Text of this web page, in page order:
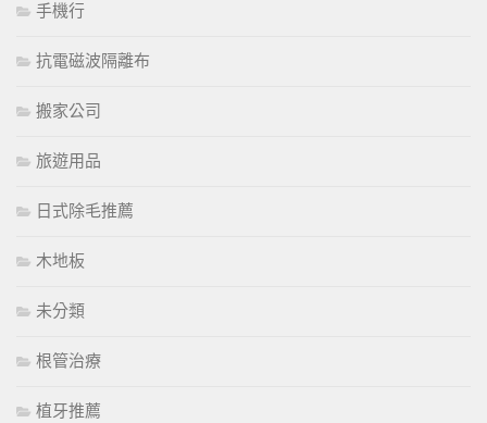
手機行
抗電磁波隔離布
搬家公司
旅遊用品
日式除毛推薦
木地板
未分類
根管治療
植牙推薦